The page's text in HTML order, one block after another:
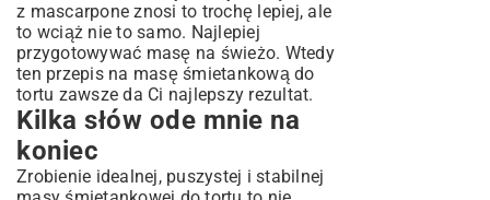
z mascarpone znosi to trochę lepiej, ale
to wciąż nie to samo. Najlepiej
przygotowywać masę na świeżo. Wtedy
ten przepis na masę śmietankową do
tortu zawsze da Ci najlepszy rezultat.
Kilka słów ode mnie na
koniec
Zrobienie idealnej, puszystej i stabilnej